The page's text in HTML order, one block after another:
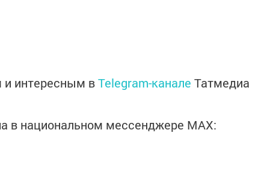
интересным вTelegram-канале Татмедиа
в национальном мессенджере MАХ: